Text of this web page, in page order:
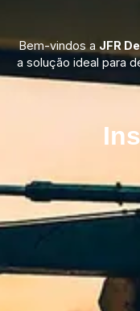
Bem-vindos a JFR
a solução ideal para